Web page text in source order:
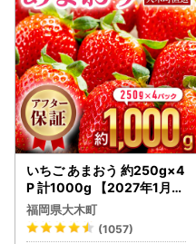
いちご あまおう 約250g×4
P 計1000g 【2027年1月～
4月に順次出荷予定】いち
ご CB223
福岡県大木町
(1057)